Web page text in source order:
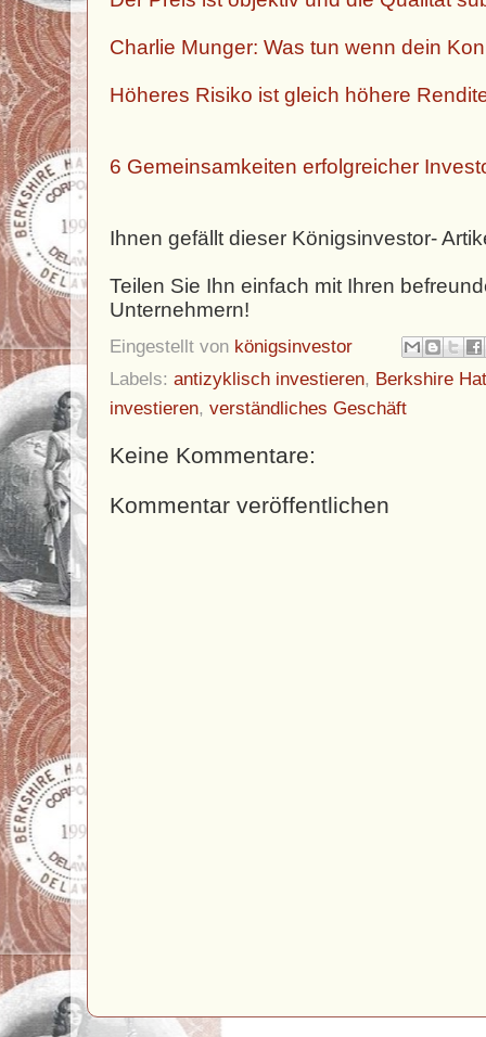
Charlie Munger: Was tun wenn dein
Höheres Risiko ist gleich höhere
6 Gemeinsamkeiten erfolgreicher
Ihnen gefällt dieser Königsinvestor-
Teilen Sie Ihn einfach mit Ihren
Unternehmern!
Eingestellt von königsinvestor
Labels: antizyklisch investieren, Berkshire
investieren, verständliches Geschäft
Keine Kommentare:
Kommentar veröffentlichen